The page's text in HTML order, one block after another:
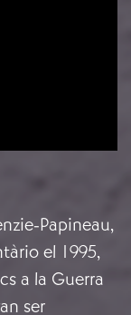
Papineau,
el 1995,
a la Guerra
ser